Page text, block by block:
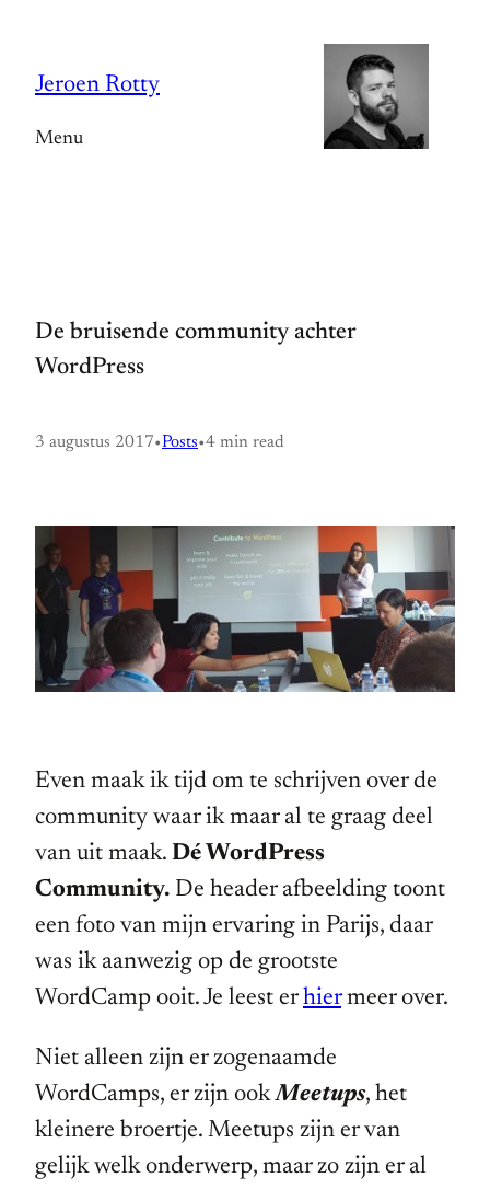
inhoud
Jeroen Rotty
Menu
De bruisende community achter
WordPress
3 augustus 2017•Posts•4 min read
Even maak ik tijd om te schrijven over de
community waar ik maar al te graag deel
van uit maak. Dé WordPress
Community. De header afbeelding toont
een foto van mijn ervaring in Parijs, daar
was ik aanwezig op de grootste
WordCamp ooit. Je leest erhiermeer over.
Niet alleen zijn er zogenaamde
WordCamps, er zijn ookMeetups, het
kleinere broertje. Meetups zijn er van
gelijk welk onderwerp, maar zo zijn er al